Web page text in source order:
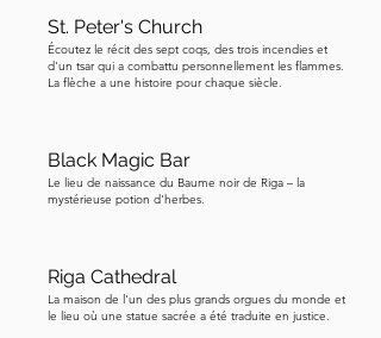
St. Peter's Church
Écoutez le récit des sept coqs, des trois incendies et
d'un tsar qui a combattu personnellement les flammes.
La flèche a une histoire pour chaque siècle.
Black Magic Bar
Le lieu de naissance du Baume noir de Riga – la
mystérieuse potion d'herbes.
Riga Cathedral
La maison de l'un des plus grands orgues du monde et
le lieu où une statue sacrée a été traduite en justice.